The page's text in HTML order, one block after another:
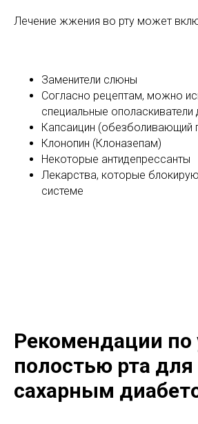
Лечение жжения во рту может
Заменители слюны
Согласно рецептам, можно
специальные ополаскиватели
Капсаицин (обезболивающий
Клонопин (Клоназепам)
Некоторые антидепрессанты
Лекарства, которые
системе
Рекомендации по
полостью рта
сахарным